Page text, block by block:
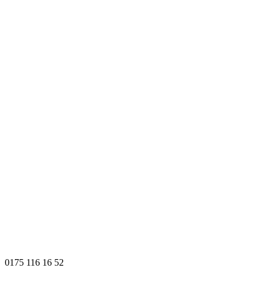
0175 116 16 52